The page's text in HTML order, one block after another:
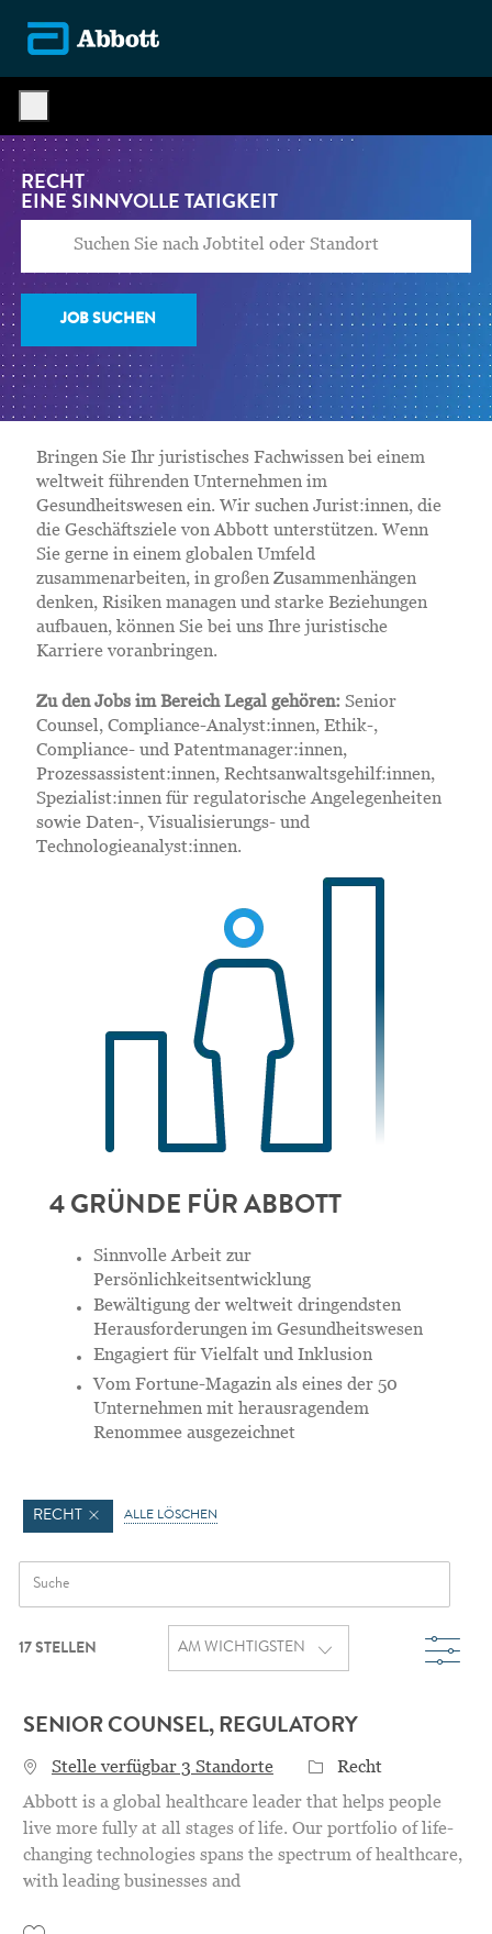
-
RECHT​​​​​​​
EINE SINNVOLLE TÄTIGKEIT
JOB SUCHEN
Bringen Sie Ihr juristisches Fachwissen bei einem
weltweit führenden Unternehmen im
Gesundheitswesen ein. Wir suchen Jurist:innen, die
die Geschäftsziele von Abbott unterstützen. Wenn
Sie gerne in einem globalen Umfeld
zusammenarbeiten, in großen Zusammenhängen
denken, Risiken managen und starke Beziehungen
aufbauen, können Sie bei uns Ihre juristische
Karriere voranbringen.
Zu den Jobs im Bereich Legal gehören: Senior
Counsel, Compliance-Analyst:innen, Ethik-,
Compliance- und Patentmanager:innen,
Prozessassistent:innen, Rechtsanwaltsgehilf:innen,
Spezialist:innen für regulatorische Angelegenheiten
sowie Daten-, Visualisierungs- und
Technologieanalyst:innen.
4 GRÜNDE FÜR ABBOTT
Sinnvolle Arbeit zur
Persönlichkeitsentwicklung
Bewältigung der weltweit dringendsten
Herausforderungen im Gesundheitswesen
Engagiert für Vielfalt und Inklusion
Vom Fortune-Magazin als eines der 50
Unternehmen mit herausragendem
Renommee ausgezeichnet
RECHT ALLE LÖSCHEN
17 STELLEN
SENIOR COUNSEL, REGULATORY
Stelle verfügbar 3 Standorte Category
Recht
Abbott is a global healthcare leader that helps people
live more fully at all stages of life. Our portfolio of life-
changing technologies spans the spectrum of healthcare,
with leading businesses and